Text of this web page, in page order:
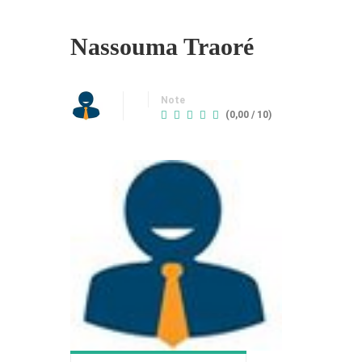
Nassouma Traoré
Note
(0,00 / 10)